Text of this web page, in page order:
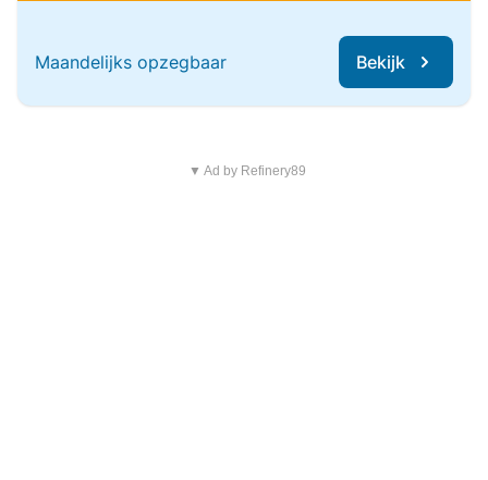
Maandelijks opzegbaar Bekijk
▼ Ad by Refinery89